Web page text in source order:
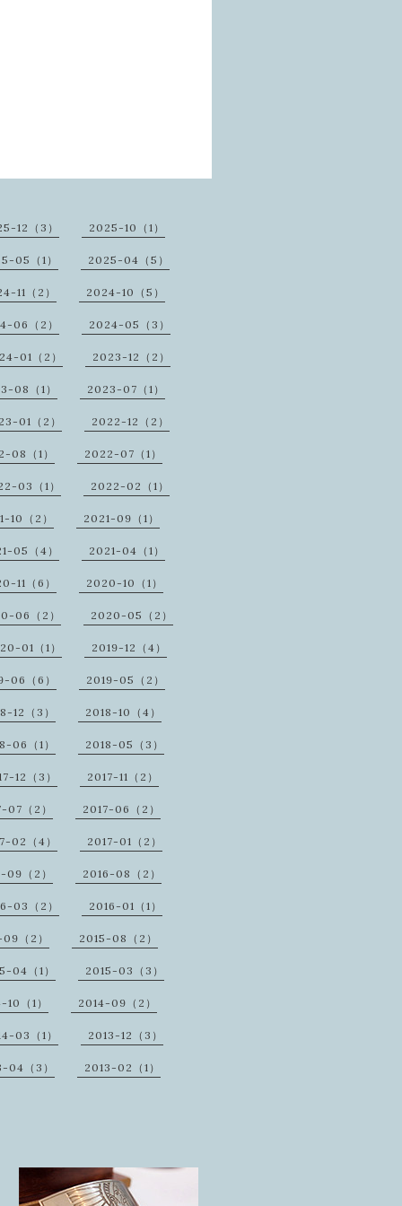
12（3） 2025-10（1）
05（1） 2025-04（5）
11（2） 2024-10（5）
06（2） 2024-05（3）
01（2） 2023-12（2）
08（1） 2023-07（1）
01（2） 2022-12（2）
08（1） 2022-07（1）
03（1） 2022-02（1）
10（2） 2021-09（1）
05（4） 2021-04（1）
11（6） 2020-10（1）
06（2） 2020-05（2）
01（1） 2019-12（4）
06（6） 2019-05（2）
12（3） 2018-10（4）
06（1） 2018-05（3）
12（3） 2017-11（2）
07（2） 2017-06（2）
02（4） 2017-01（2）
09（2） 2016-08（2）
03（2） 2016-01（1）
（2） 2015-08（2）
04（1） 2015-03（3）
（1） 2014-09（2）
03（1） 2013-12（3）
04（3） 2013-02（1）